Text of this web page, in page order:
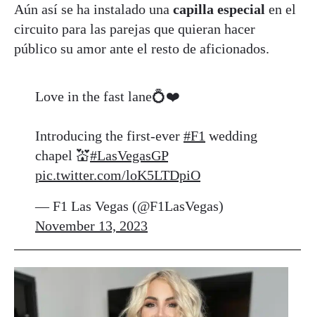
Aún así se ha instalado una capilla especial en el
circuito para las parejas que quieran hacer
público su amor ante el resto de aficionados.
Love in the fast lane💍❤️
Introducing the first-ever #F1 wedding
chapel 💒#LasVegasGP
pic.twitter.com/loK5LTDpiO
— F1 Las Vegas (@F1LasVegas)
November 13, 2023